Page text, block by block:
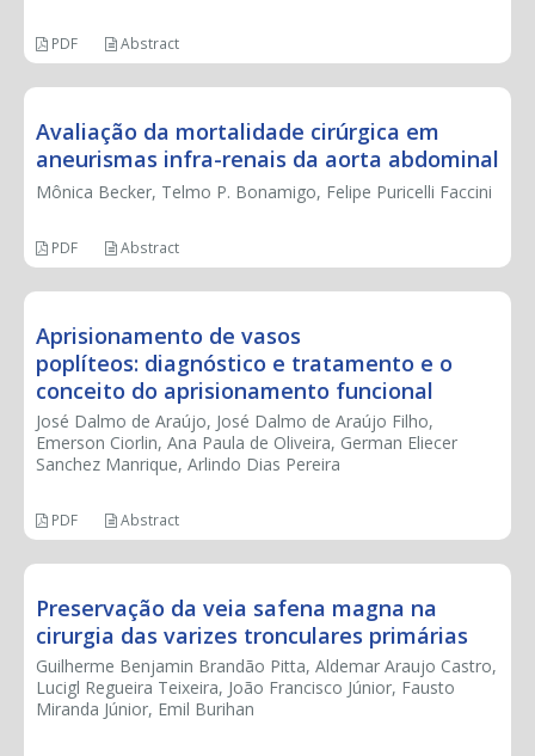
PDF Abstract
Avaliação da mortalidade cirúrgica em
aneurismas infra-renais da aorta abdominal
Mônica Becker, Telmo P. Bonamigo, Felipe Puricelli Faccini
PDF Abstract
Aprisionamento de vasos
poplíteos: diagnóstico e tratamento e o
conceito do aprisionamento funcional
José Dalmo de Araújo, José Dalmo de Araújo Filho,
Emerson Ciorlin, Ana Paula de Oliveira, German Eliecer
Sanchez Manrique, Arlindo Dias Pereira
PDF Abstract
Preservação da veia safena magna na
cirurgia das varizes tronculares primárias
Guilherme Benjamin Brandão Pitta, Aldemar Araujo Castro,
Lucigl Regueira Teixeira, João Francisco Júnior, Fausto
Miranda Júnior, Emil Burihan